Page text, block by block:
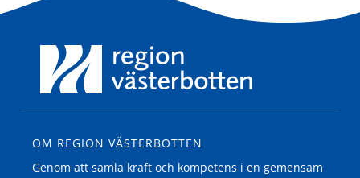
OM REGION VÄSTERBOTTEN
Genom att samla kraft och kompetens i en gemensam